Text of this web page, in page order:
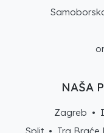
NAŠA
Zagreb •